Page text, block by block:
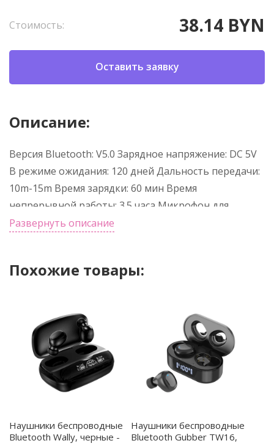
Стоимость: 38.14 BYN
Оставить заявку
Описание:
Версия Bluetooth: V5.0 Зарядное напряжение: DC 5V
В режиме ожидания: 120 дней Дальность передачи:
10m-15m Время зарядки: 60 мин Время
непрерывной работы: 3.5 часа Микрофон для
ответа на звонок Функции: Сенсорное управление
Автоматическое сопряжение/зарядка
Развернуть описание
Похожие товары:
Наушники беспроводные
Bluetooth Wally, черные -
Наушники беспроводные
Bluetooth Gubber TW16,